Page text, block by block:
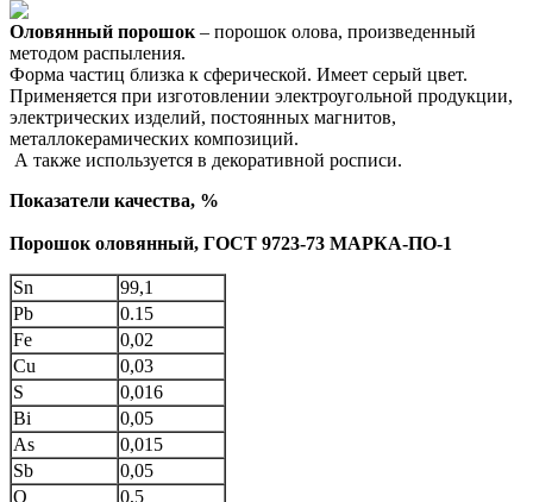
Оловянный порошок – порошок олова, произведенный
методом распыления.
Форма частиц близка к сферической. Имеет серый цвет.
Применяется при изготовлении электроугольной продукции,
электрических изделий, постоянных магнитов,
металлокерамических композиций.
А также используется в декоративной росписи.
Показатели качества, %
Порошок оловянный, ГОСТ 9723-73 МАРКА-ПО-1
Sn
99,1
Pb
0.15
Fe
0,02
Cu
0,03
S
0,016
Bi
0,05
As
0,015
Sb
0,05
O
0,5